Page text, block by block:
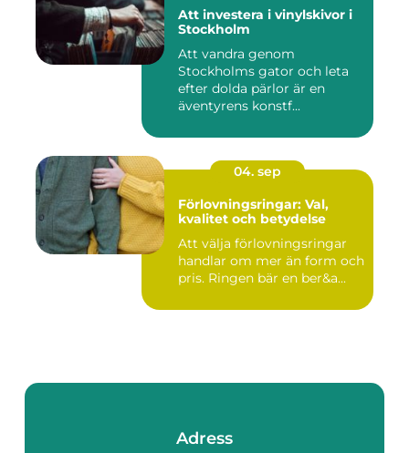
Att investera i vinylskivor i
Stockholm
Att vandra genom
Stockholms gator och leta
efter dolda pärlor är en
äventyrens konstf...
04. sep
Förlovningsringar: Val,
kvalitet och betydelse
Att välja förlovningsringar
handlar om mer än form och
pris. Ringen bär en ber&a...
Adress